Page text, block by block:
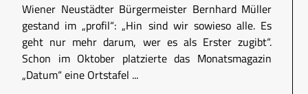
Wiener Neustädter Bürgermeister Bernhard Müller
gestand im „profil“: „Hin sind wir sowieso alle. Es
geht nur mehr darum, wer es als Erster zugibt“.
Schon im Oktober platzierte das Monatsmagazin
„Datum“ eine Ortstafel ...